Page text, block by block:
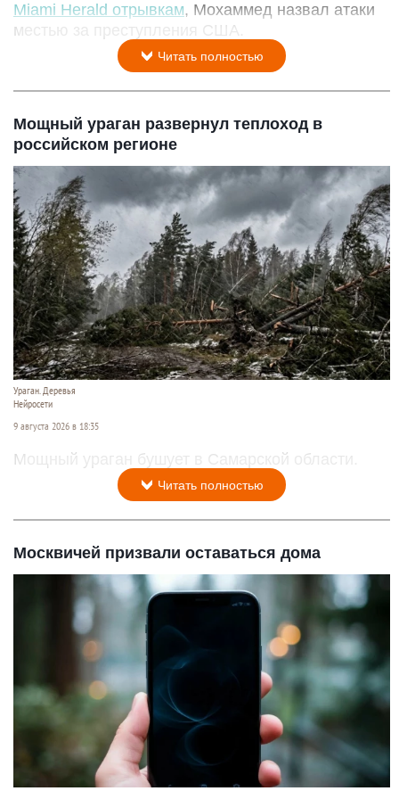
Miami Herald отрывкам, Мохаммед назвал атаки
местью за преступления США.
Читать полностью
Мощный ураган развернул теплоход в
российском регионе
Ураган. Деревья
Нейросети
9 августа 2026 в 18:35
Мощный ураган бушует в Самарской области.
Читать полностью
Москвичей призвали оставаться дома